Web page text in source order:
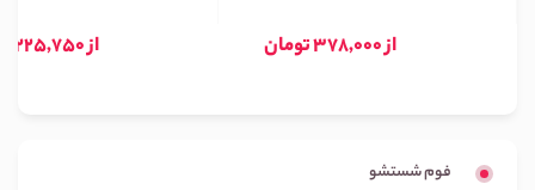
از 378,000 تومان از 225,750 تومان
فوم شستشو